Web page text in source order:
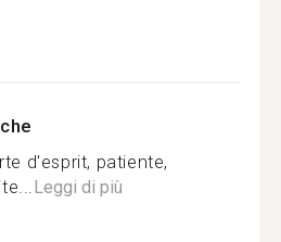
d'esprit, patiente,
Leggi di più